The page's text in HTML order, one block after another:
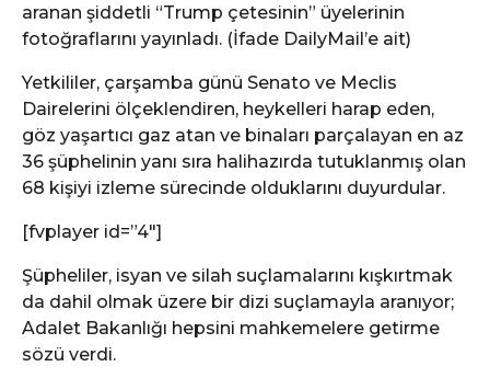
aranan şiddetli “Trump çetesinin” üyelerinin
fotoğraflarını yayınladı. (İfade DailyMail’e ait)
Yetkililer, çarşamba günü Senato ve Meclis
Dairelerini ölçeklendiren, heykelleri harap eden,
göz yaşartıcı gaz atan ve binaları parçalayan en az
36 şüphelinin yanı sıra halihazırda tutuklanmış olan
68 kişiyi izleme sürecinde olduklarını duyurdular.
[fvplayer id=”4″]
Şüpheliler, isyan ve silah suçlamalarını kışkırtmak
da dahil olmak üzere bir dizi suçlamayla aranıyor;
Adalet Bakanlığı hepsini mahkemelere getirme
sözü verdi.